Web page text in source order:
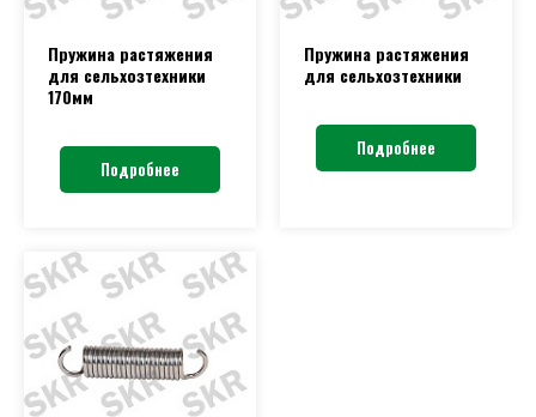
Пружина растяжения
для сельхозтехники
170мм
Подробнее
Пружина растяжения
для сельхозтехники
Подробнее